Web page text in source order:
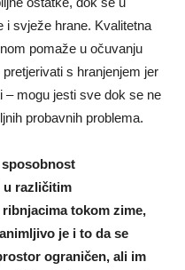
i svježe hrane. Kvalitetna
pomaže u očuvanju
s hranjenjem jer
– mogu jesti sve dok se ne
probavnih problema.
u različitim
tokom zime,
je i to da se
ograničen, ali im